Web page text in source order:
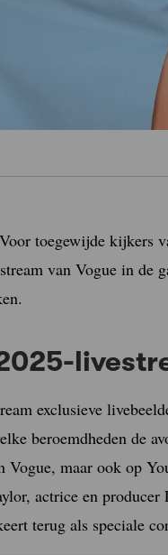
toegewijde kijkers
van Vogue in de
exclusieve
beroemdheden de
maar ook op
actrice en
terug als speciale